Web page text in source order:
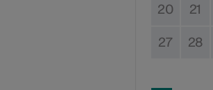
20 21
27 28